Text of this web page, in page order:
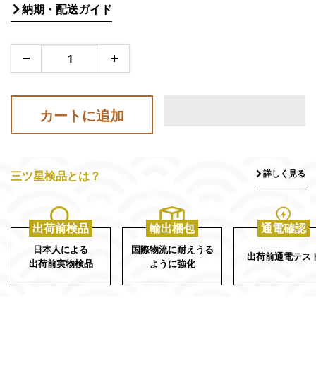
売
価
格
納期・配送ガイド
カートに追加
三ツ星検品とは？ 詳しく見る
出荷前検品
日本人による
出荷前実物検品
輸出梱包
国際物流に耐えうる
ように強化
通電確認
出荷前通電テス